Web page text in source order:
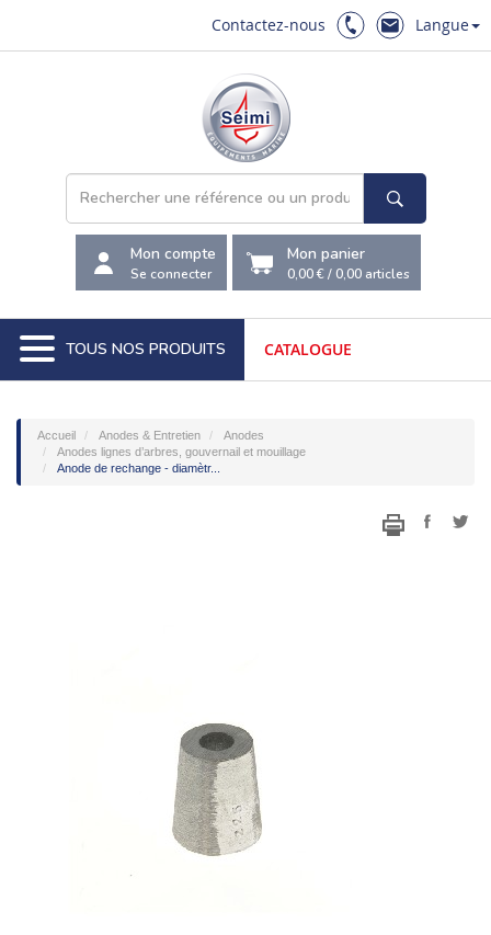
Contactez-nous Langue
Mon compte
Se connecter
Mon panier
0,00 €/0,00 articles
TOUS NOS PRODUITS CATALOGUE
Accueil Anodes & Entretien
Anodes
Anodes lignes d’arbres, gouvernail et mouillage
Anode de rechange - diamètr...